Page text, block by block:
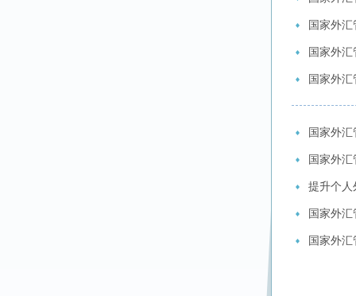
国家外
国家外
国家外
国家外
国家外
提升个人
国家外
国家外